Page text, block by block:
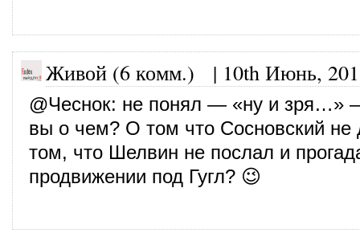
Живой (6 комм.) | 10th Июнь,
@Чеснок: не понял — «ну и зря…»
вы о чем? О том что Сосновский не
том, что Шелвин не послал и
продвижении под Гугл? 😉